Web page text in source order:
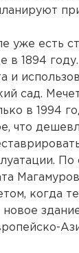
уже есть
в 1894
и
сад.
в 1994
что
По
когда